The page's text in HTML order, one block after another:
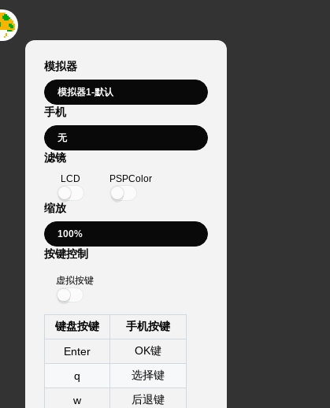
模拟器
手机
滤镜
LCD PSPColor
缩放
按键控制
虚拟按键
键盘按键
手机按键
Enter
OK键
q
选择键
w
后退键